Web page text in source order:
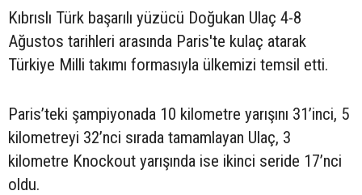
Kıbrıslı Türk başarılı yüzücü Doğukan Ulaç 4-8
Ağustos tarihleri arasında Paris'te kulaç atarak
Türkiye Milli takımı formasıyla ülkemizi temsil etti.
Paris’teki şampiyonada 10 kilometre yarışını 31’inci, 5
kilometreyi 32’nci sırada tamamlayan Ulaç, 3
kilometre Knockout yarışında ise ikinci seride 17’nci
oldu.